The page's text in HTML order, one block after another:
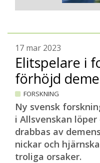
17 mar 2023
Elitspelare i
förhöjd
FORSKNING
Ny svensk
i Allsvenskan
drabbas av
nickar och
troliga orsaker.